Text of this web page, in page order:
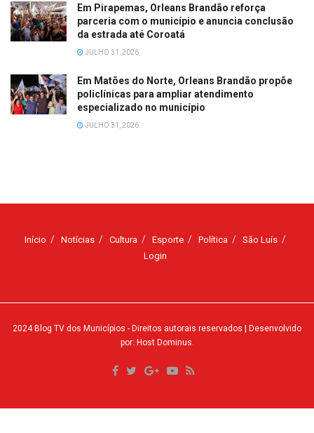
Em Pirapemas, Orleans Brandão reforça
parceria com o município e anuncia conclusão
da estrada até Coroatá
JULHO 31, 2026
Em Matões do Norte, Orleans Brandão propõe
policlínicas para ampliar atendimento
especializado no município
JULHO 31, 2026
Início Notícias Cultura Esporte Política
São Luís
Login
2024Blog TV dos Municípios - Direitos autorais reservados | Desenvolvido
por: Host Dominus